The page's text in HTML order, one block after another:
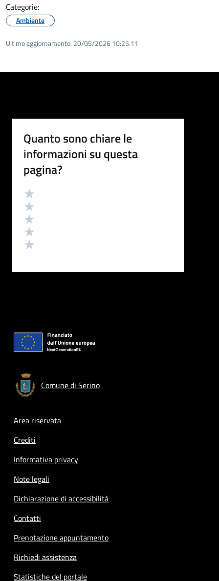
Categorie:
Ambiente
Ultimo aggiornamento: 20/05/2026 10:25.11
Quanto sono chiare le
informazioni su questa
pagina?
Valutazione
Comune di Serino
Footer menu
Area riservata
Crediti
Informativa privacy
Note legali
Dichiarazione di accessibilità
Contatti
Prenotazione appuntamento
Richiedi assistenza
Statistiche del portale